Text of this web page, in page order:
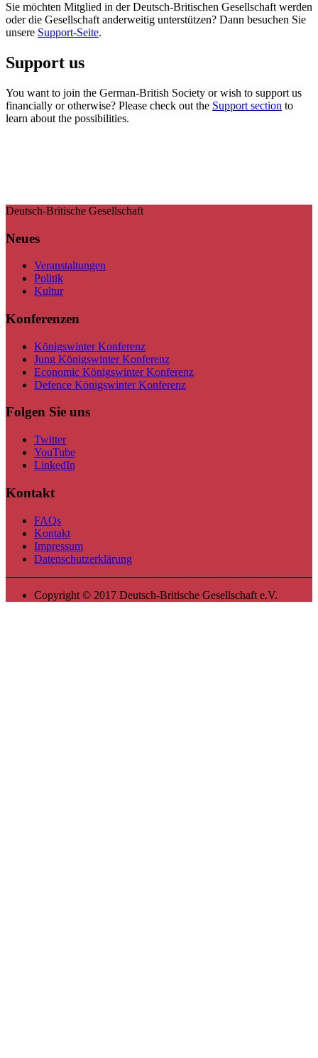
Sie möchten Mitglied in der Deutsch-Britischen Gesellschaft werden
oder die Gesellschaft anderweitig unterstützen? Dann besuchen Sie
unsere Support-Seite.
Support us
You want to join the German-British Society or wish to support us
financially or otherwise? Please check out the Support section to
learn about the possibilities.
Deutsch-Britische Gesellschaft
Neues
Veranstaltungen
Politik
Kultur
Konferenzen
Königswinter Konferenz
Jung Königswinter Konferenz
Economic Königswinter Konferenz
Defence Königswinter Konferenz
Folgen Sie uns
Twitter
YouTube
LinkedIn
Kontakt
FAQs
Kontakt
Impressum
Datenschutzerklärung
Copyright © 2017 Deutsch-Britische Gesellschaft e.V.